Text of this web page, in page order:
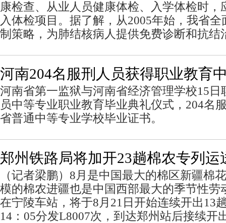
康检查、从业人员健康体检、入学体检时，
入体检项目。据了解，从2005年始，我省
制策略，为肺结核病人提供免费诊断和抗结
河南204名服刑人员获得职业教育
河南省第一监狱与河南省经济管理学校15日
员中等专业职业教育毕业典礼仪式，204名
省普通中等专业学校毕业证书。
郑州铁路局将加开23趟棉农专列运
（记者梁鹏）8月是中国最大的棉区新疆棉
模的棉农进疆也是中国西部最大的季节性劳
在宁陵车站，将于8月21日开始连续开出13
14：05分发L8007次，到达郑州站后接续开